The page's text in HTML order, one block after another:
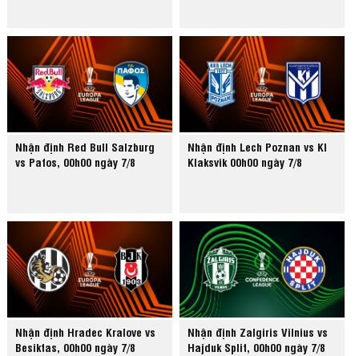
Nhận định Red Bull Salzburg
vs Pafos, 00h00 ngày 7/8
Nhận định Lech Poznan vs KI
Klaksvik 00h00 ngày 7/8
Nhận định Hradec Kralove vs
Besiktas, 00h00 ngày 7/8
Nhận định Zalgiris Vilnius vs
Hajduk Split, 00h00 ngày 7/8